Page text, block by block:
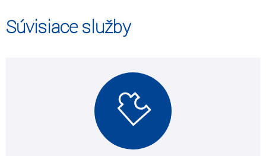
Súvisiace služby